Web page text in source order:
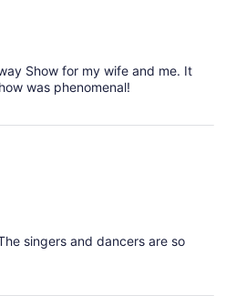
Show for my wife and me. It
was phenomenal!
singers and dancers are so